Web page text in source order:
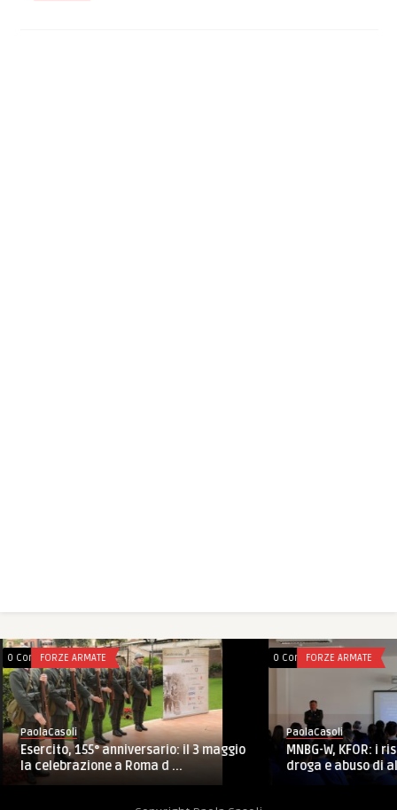
0 CommentsFORZE ARMATE
PaolaCasoli
Esercito, 155° anniversario: il 3 maggio
la celebrazione a Roma d ...
0 CommentsFORZE ARMATE
PaolaCasoli
MNBG-W, KFOR: i
droga e abuso di